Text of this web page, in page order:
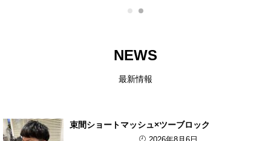
NEWS
最新情報
束間ショートマッシュ×ツーブロック